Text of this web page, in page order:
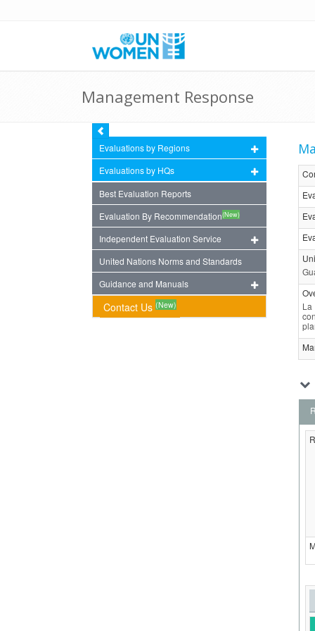
Management Response
Evaluations by Regions
Evaluations by HQs
Best Evaluation Reports
Evaluation By Recommendation(New)
Independent Evaluation Service
United Nations Norms and Standards
Guidance and Manuals
Contact Us (New)
La